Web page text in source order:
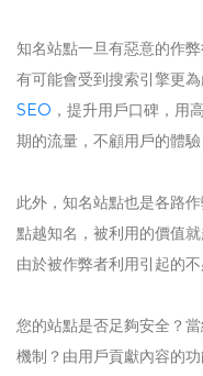
知名站點一旦有惡意的作
有可能會受到搜索引擎更
SEO ，提升用戶口碑，用
期的流量，不顧用戶的體
此外，知名站點也是各路
點越知名，被利用的價值
由於被作弊者利用引起的不
您的站點是否足夠安全？
機制？由用戶貢獻內容的